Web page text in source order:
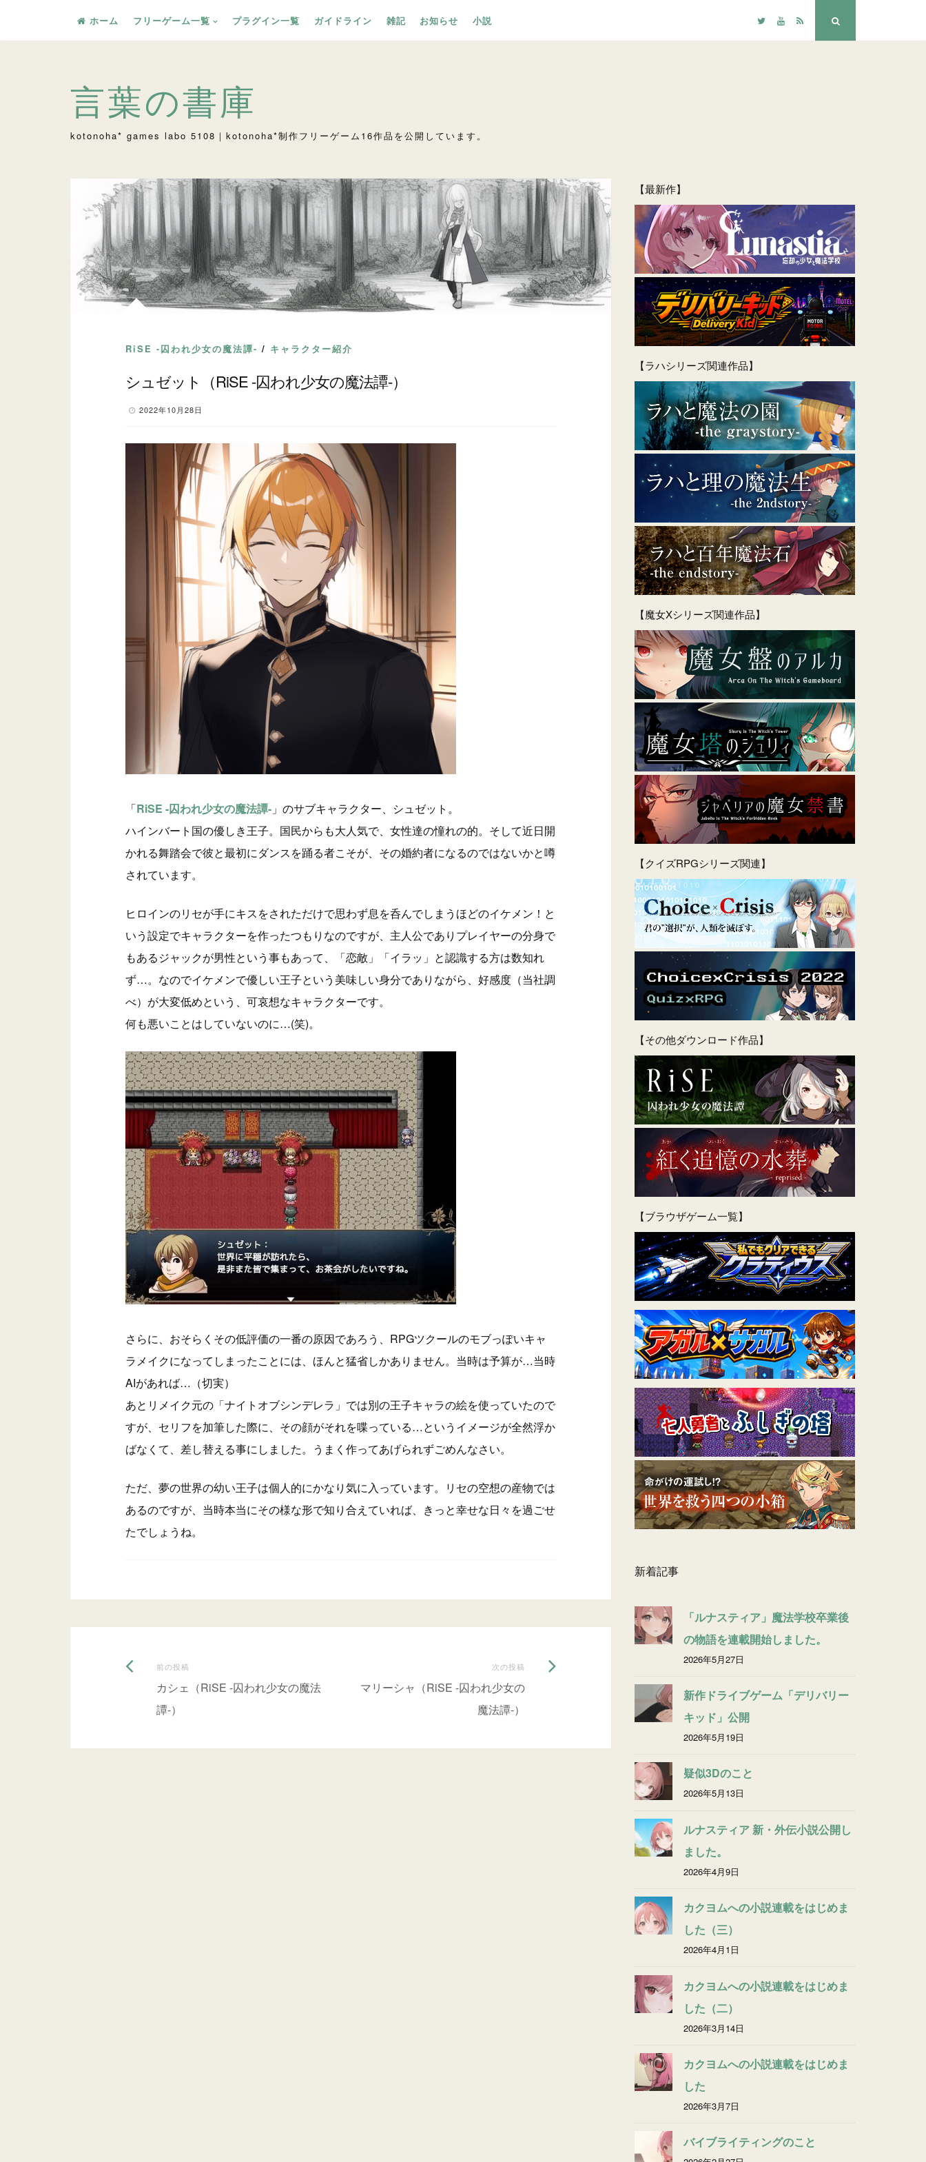
コ
ン
テ
ツ
プ
ホーム フリーゲーム一覧 プラグイン一覧 ガイドライン 雑記 お知らせ 小説 TwitterYouTube
RSS
言葉の書庫
kotonoha* games labo 5108｜kotonoha*制作フリーゲーム16作品を公開しています。
RiSE -囚われ少女の魔法譚- / キャラクター紹介
シュゼット（RiSE -囚われ少女の魔法譚-）
2022年10月28日
「RiSE -囚われ少女の魔法譚- 」のサブキャラクター、シュゼット。
ハインバート国の優しき王子。国民からも大人気で、女性達の憧れの的。そして近日開
かれる舞踏会で彼と最初にダンスを踊る者こそが、その婚約者になるのではないかと噂
されています。
ヒロインのリセが手にキスをされただけで思わず息を呑んでしまうほどのイケメン！と
いう設定でキャラクターを作ったつもりなのですが、主人公でありプレイヤーの分身で
もあるジャックが男性という事もあって、「恋敵」「イラッ」と認識する方は数知れ
ず…。なのでイケメンで優しい王子という美味しい身分でありながら、好感度（当社調
べ）が大変低めという、可哀想なキャラクターです。
何も悪いことはしていないのに…(笑)。
さらに、おそらくその低評価の一番の原因であろう、RPGツクールのモブっぽいキャ
ラメイクになってしまったことには、ほんと猛省しかありません。当時は予算が…当時
AIがあれば…（切実）
あとリメイク元の「ナイトオブシンデレラ」では別の王子キャラの絵を使っていたので
すが、セリフを加筆した際に、その顔がそれを喋っている…というイメージが全然浮か
ばなくて、差し替える事にしました。うまく作ってあげられずごめんなさい。
ただ、夢の世界の幼い王子は個人的にかなり気に入っています。リセの空想の産物では
あるのですが、当時本当にその様な形で知り合えていれば、きっと幸せな日々を過ごせ
たでしょうね。
投
ナ
前の投稿
の
カシェ（RiSE -囚われ少女の魔法
譚-）
次の投稿
マリーシャ（RiSE -囚われ少女の
魔法譚-）
【最新作】
【ラハシリーズ関連作品】
【魔女Xシリーズ関連作品】
【クイズRPGシリーズ関連】
【その他ダウンロード作品】
【ブラウザゲーム一覧】
新着記事
「ルナスティア」魔法学校卒業後
の物語を連載開始しました。
2026年5月27日
新作ドライブゲーム「デリバリー
キッド」公開
2026年5月19日
疑似3Dのこと
2026年5月13日
ルナスティア 新・外伝小説公開し
ました。
2026年4月9日
カクヨムへの小説連載をはじめま
した（三）
2026年4月1日
カクヨムへの小説連載をはじめま
した（二）
2026年3月14日
カクヨムへの小説連載をはじめま
した
2026年3月7日
バイブライティングのこと